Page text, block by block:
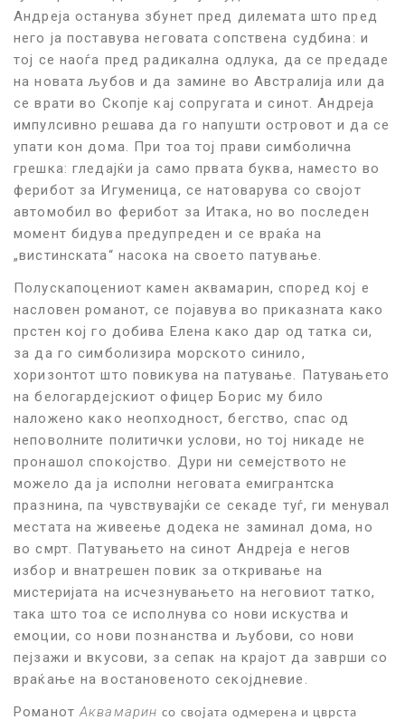
Андреја останува збунет пред дилемата што пред
него ја поставува неговата сопствена судбина: и
тој се наоѓа пред радикална одлука, да се предаде
на новата љубов и да замине во Австралија или да
се врати во Скопје кај сопругата и синот. Андреја
импулсивно решава да го напушти островот и да се
упати кон дома. При тоа тој прави симболична
грешка: гледајќи ја само првата буква, наместо во
ферибот за Игуменица, се натоварува со својот
автомобил во ферибот за Итака, но во последен
момент бидува предупреден и се враќа на
„вистинската“ насока на своето патување.
Полускапоцениот камен аквамарин, според кој е
насловен романот, се појавува во приказната како
прстен кој го добива Елена како дар од татка си,
за да го симболизира морското синило,
хоризонтот што повикува на патување. Патувањето
на белогардејскиот офицер Борис му било
наложено како неопходност, бегство, спас од
неповолните политички услови, но тој никаде не
пронашол спокојство. Дури ни семејството не
можело да ја исполни неговата емигрантска
празнина, па чувствувајќи се секаде туѓ, ги менувал
местата на живеење додека не заминал дома, но
во смрт. Патувањето на синот Андреја е негов
избор и внатрешен повик за откривање на
мистеријата на исчезнувањето на неговиот татко,
така што тоа се исполнува со нови искуства и
емоции, со нови познанства и љубови, со нови
пејзажи и вкусови, за сепак на крајот да заврши со
враќање на востановеното секојдневие.
Романот Аквамарин со својата одмерена и цврста